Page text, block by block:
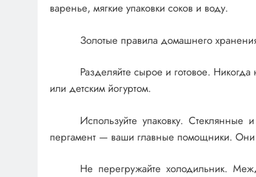
варенье, мягкие упаковки соков и воду.
Золотые правила домашнего
Разделяйте сырое и готовое.
или детским йогуртом.
Используйте упаковку.
пергамент — ваши главные помощники. Они
Не перегружайте холодильник.